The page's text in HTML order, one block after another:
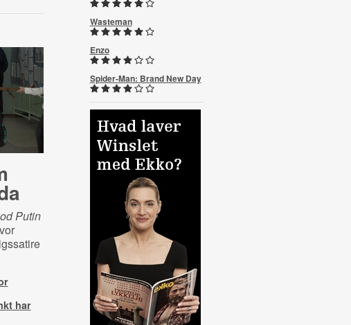
Putin
har
Wasteman
Enzo
Spider-Man: Brand New Day